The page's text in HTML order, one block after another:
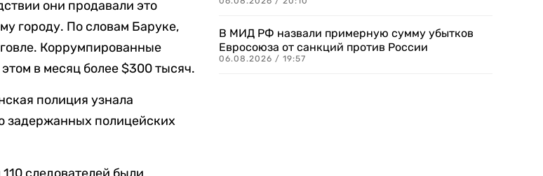
они продавали это
городу. По словам Баруке,
Коррумпированные
в месяц более $300 тысяч.
полиция узнала
задержанных полицейских
В МИД РФ назвали примерную сумму убытков
Евросоюза от санкций против России
06.08.2026 / 19:57